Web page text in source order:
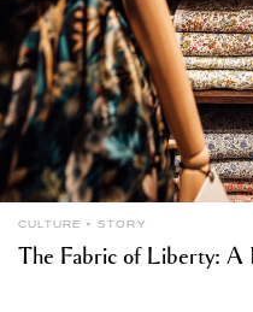
CULTURE STORY
The Fabric of Liberty: A